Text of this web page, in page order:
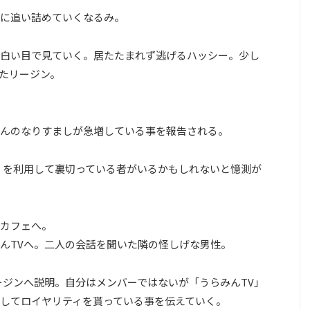
追い詰めていくなるみ。
い目で見ていく。居たたまれず逃げるハッシー。少し
リージン。
のなりすましが急増している事を報告される。
利用して裏切っている者がいるかもしれないと憶測が
フェへ。
TVへ。二人の会話を聞いた隣の怪しげな男性。
ンへ説明。自分はメンバーではないが「うらみんTV」
ロイヤリティを貰っている事を伝えていく。